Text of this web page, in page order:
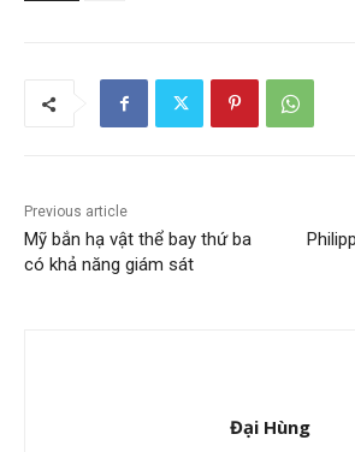
Previous article
Mỹ bắn hạ vật thể bay thứ ba
có khả năng giám sát
Đại Hùng